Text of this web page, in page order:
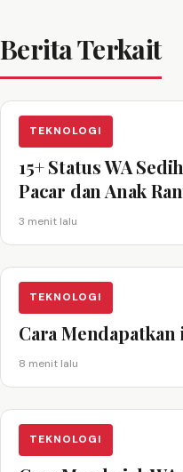
Berita Terkait
TEKNOLOGI
15+ Status WA
Pacar dan Anak
3 menit lalu
TEKNOLOGI
Cara
8 menit lalu
TEKNOLOGI